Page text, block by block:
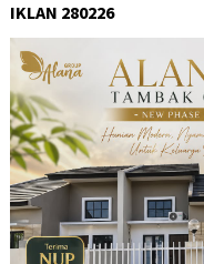
IKLAN 280226